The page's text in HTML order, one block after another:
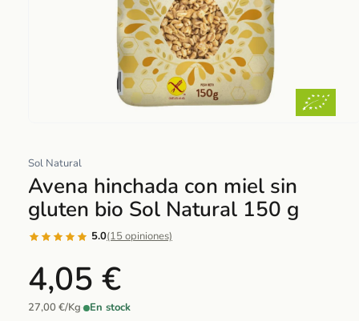
multimedia
1
en
una
ventana
Sol Natural
Avena hinchada con miel sin
gluten bio Sol Natural 150 g
5.0(15 opiniones)
4,05 €
27,00 €/Kg· En stock